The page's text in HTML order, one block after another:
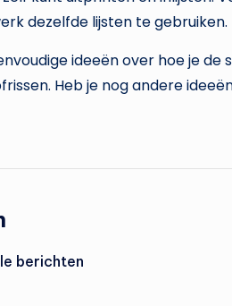
dezelfde lijsten te gebruiken.
ideeën over hoe je
Heb je nog andere
berichten